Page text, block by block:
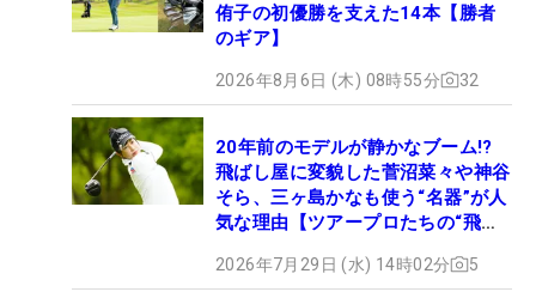
侑子の初優勝を支えた14本【勝者
のギア】
2026年8月6日 (木) 08時55分 32
20年前のモデルが静かなブーム!?
飛ばし屋に変貌した菅沼菜々や神谷
そら、三ヶ島かなも使う“名器”が人
気な理由【ツアープロたちの“飛ば
2026年7月29日 (水) 14時02分 5